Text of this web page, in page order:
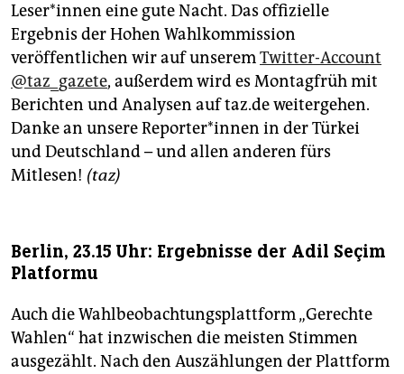
abo
genossenschaft
epaper login
Leser*innen eine gute Nacht. Das offizielle
Ergebnis der Hohen Wahlkommission
veröffentlichen wir auf unseremTwitter-Account
@taz_gazete, außerdem wird es Montagfrüh mit
Berichten und Analysen auf taz.de weitergehen.
Danke an unsere Reporter*innen in der Türkei
und Deutschland – und allen anderen fürs
Mitlesen! (taz)
Berlin, 23.15 Uhr: Ergebnisse der Adil Seçim
Platformu
Auch die Wahlbeobachtungsplattform „Gerechte
Wahlen“ hat inzwischen die meisten Stimmen
ausgezählt. Nach den Auszählungen der Plattform